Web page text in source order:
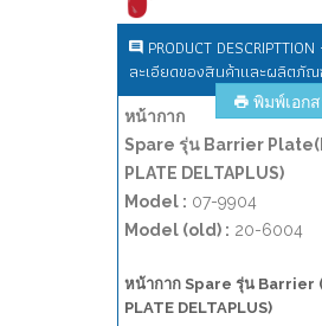
PRODUCT
ละเอียดของสินค้าและผลิตภั
พิมพ์เอก
หน้ากาก
Spare รุ่น Barrier
PLATE DELTAPLUS)
Model : 07-9904
Model (old) : 20-6004
หน้ากาก Spare รุ่น Barrier (
PLATE DELTAPLUS)